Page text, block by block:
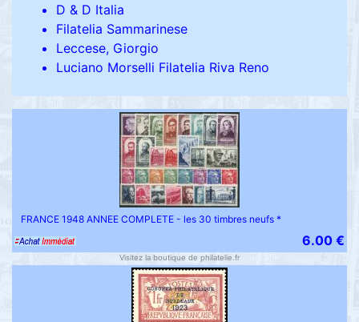
D & D Italia
Filatelia Sammarinese
Leccese, Giorgio
Luciano Morselli Filatelia Riva Reno
FRANCE 1948 ANNEE COMPLETE - les 30 timbres neufs *
6.00 €
Visitez la boutique de philatelie.fr